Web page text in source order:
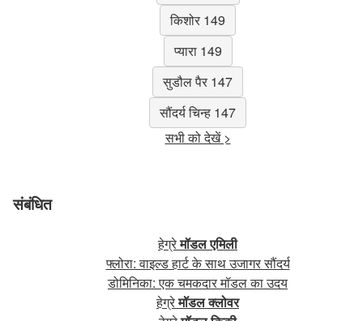
किशोर 149
प्यारा 149
सुडौल पैर 147
सौंदर्य चिन्ह 147
सभी को देखें >
संबंधित
हेग्रेमॉडल एमिली
फ्लोरा: वाइल्ड हार्ट के साथ उजागर सौंदर्य
डोमिनिका: एक चमकदार मॉडल का उदय
हेग्रेमॉडल क्लोवर